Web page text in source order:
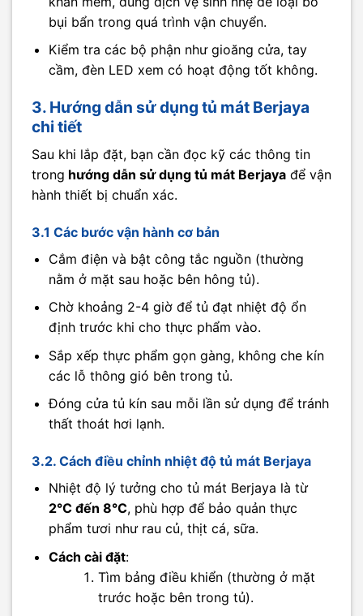
bụi bẩn trong quá trình vận chuyển.
Kiểm tra các bộ phận như gioăng cửa, tay
cầm, đèn LED xem có hoạt động tốt không.
3. Hướng dẫn sử dụng tủ mát Berjaya
chi tiết
Sau khi lắp đặt, bạn cần đọc kỹ các thông tin
trong hướng dẫn sử dụng tủ mát Berjaya để vận
hành thiết bị chuẩn xác.
3.1 Các bước vận hành cơ bản
Cắm điện và bật công tắc nguồn (thường
nằm ở mặt sau hoặc bên hông tủ).
Chờ khoảng 2-4 giờ để tủ đạt nhiệt độ ổn
định trước khi cho thực phẩm vào.
Sắp xếp thực phẩm gọn gàng, không che kín
các lỗ thông gió bên trong tủ.
Đóng cửa tủ kín sau mỗi lần sử dụng để tránh
thất thoát hơi lạnh.
3.2. Cách điều chỉnh nhiệt độ tủ mát Berjaya
Nhiệt độ lý tưởng cho tủ mát Berjaya là từ
2°C đến 8°C, phù hợp để bảo quản thực
phẩm tươi như rau củ, thịt cá, sữa.
Cách cài đặt:
Tìm bảng điều khiển (thường ở mặt
trước hoặc bên trong tủ).